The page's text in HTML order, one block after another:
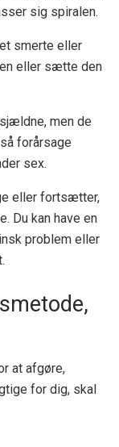
sig spiralen.
smerte eller
eller sætte den
men de
forårsage
sex.
eller fortsætter,
Du kan have en
problem eller
at afgøre,
for dig, skal